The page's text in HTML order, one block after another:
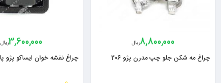
8,800,000ریال
چراغ مه شکن جلو چپ مدرن پژو 206
3,600,000ریال
چراغ نقشه خوان ایساکو پژو